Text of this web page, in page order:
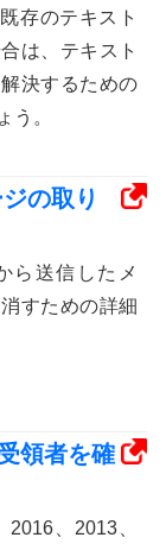
存のテキスト
は、テキスト
決するための
う。
の取り
ら送信したメ
すための詳細
領者を確
2016、2013、